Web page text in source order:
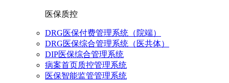
医保质控
DRG医保付费管理系统（院端）
DRG医保综合管理系统（医共体）
DIP医保综合管理系统
病案首页质控管理系统
医保智能监管管理系统